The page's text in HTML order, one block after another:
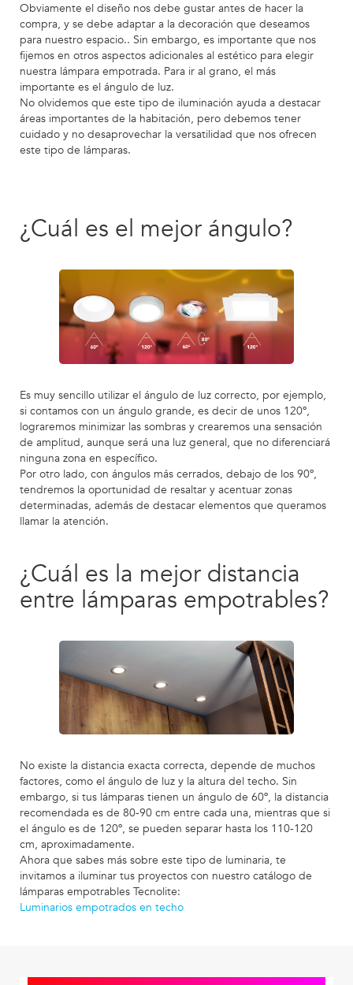
Obviamente el diseño nos debe gustar antes de hacer la
compra, y se debe adaptar a la decoración que deseamos
para nuestro espacio.. Sin embargo, es importante que nos
fijemos en otros aspectos adicionales al estético para elegir
nuestra lámpara empotrada. Para ir al grano, el más
importante es el ángulo de luz.
No olvidemos que este tipo de iluminación ayuda a destacar
áreas importantes de la habitación, pero debemos tener
cuidado y no desaprovechar la versatilidad que nos ofrecen
este tipo de lámparas.
¿Cuál es el mejor ángulo?
Es muy sencillo utilizar el ángulo de luz correcto, por ejemplo,
si contamos con un ángulo grande, es decir de unos 120º,
lograremos minimizar las sombras y crearemos una sensación
de amplitud, aunque será una luz general, que no diferenciará
ninguna zona en específico.
Por otro lado, con ángulos más cerrados, debajo de los 90º,
tendremos la oportunidad de resaltar y acentuar zonas
determinadas, además de destacar elementos que queramos
llamar la atención.
¿Cuál es la mejor distancia
entre lámparas empotrables?
No existe la distancia exacta correcta, depende de muchos
factores, como el ángulo de luz y la altura del techo. Sin
embargo, si tus lámparas tienen un ángulo de 60º, la distancia
recomendada es de 80-90 cm entre cada una, mientras que si
el ángulo es de 120º, se pueden separar hasta los 110-120
cm, aproximadamente.
Ahora que sabes más sobre este tipo de luminaria, te
invitamos a iluminar tus proyectos con nuestro catálogo de
lámparas empotrables Tecnolite:
Luminarios empotrados en techo